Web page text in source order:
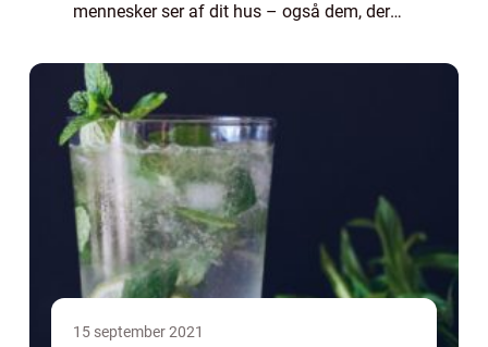
mennesker ser af dit hus – også dem, der
rart for dig, at du har en p...
15 september 2021